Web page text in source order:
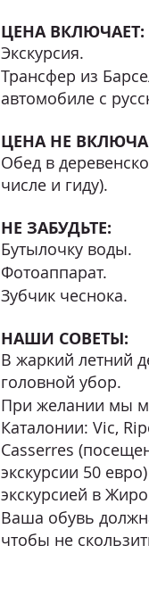
ЦЕНА ВКЛЮЧАЕТ:
Экскурсия.
Трансфер из
автомобиле с
ЦЕНА НЕ
Обед в
числе и гиду).
НЕ ЗАБУДЬТЕ:
Бутылочку воды.
Фотоаппарат.
Зубчик чеснока.
НАШИ СОВЕТЫ:
В жаркий летний
головной убор.
При желании мы
Каталонии: Vic,
Casserres
экскурсии 50
экскурсией в
Ваша обувь
чтобы не